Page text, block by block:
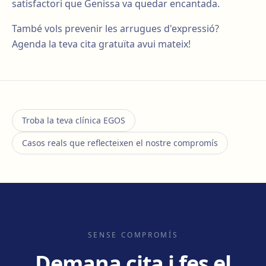
satisfactori que Genissa va quedar encantada.
També vols prevenir les arrugues d'expressió?
Agenda la teva cita gratuïta avui mateix!
Troba la teva clínica EGOS
Casos reals que reflecteixen el nostre compromís
SENSE COMPROMÍS